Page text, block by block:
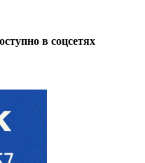
в соцсетях